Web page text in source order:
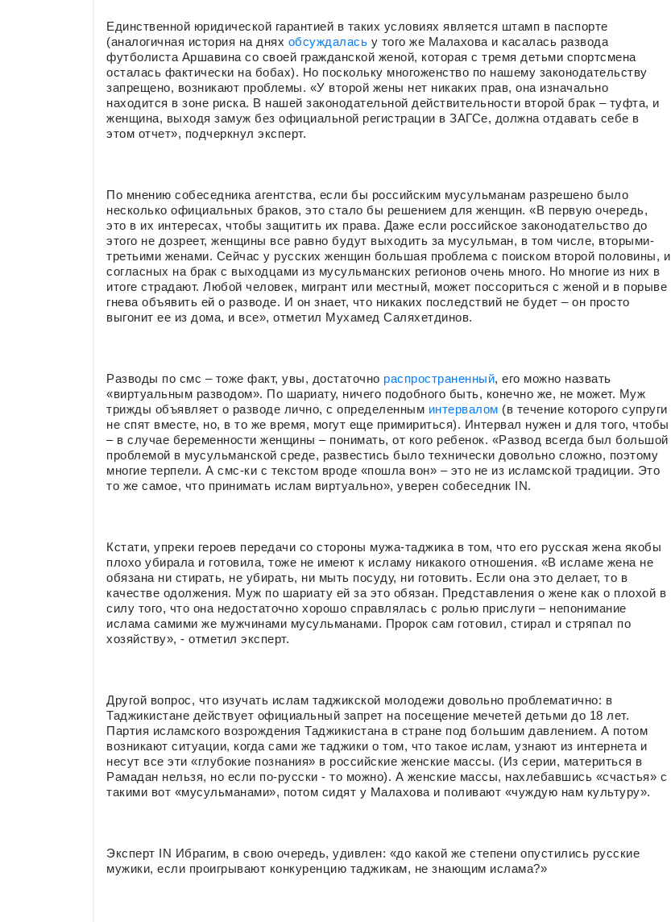
Единственной юридической гарантией в таких условиях является штамп в паспорте
(аналогичная история на днях обсуждалась у того же Малахова и касалась развода
футболиста Аршавина со своей гражданской женой, которая с тремя детьми спортсмена
осталась фактически на бобах). Но поскольку многоженство по нашему законодательству
запрещено, возникают проблемы. «У второй жены нет никаких прав, она изначально
находится в зоне риска. В нашей законодательной действительности второй брак – туфта, и
женщина, выходя замуж без официальной регистрации в ЗАГСе, должна отдавать себе в
этом отчет», подчеркнул эксперт.
По мнению собеседника агентства, если бы российским мусульманам разрешено было
несколько официальных браков, это стало бы решением для женщин. «В первую очередь,
это в их интересах, чтобы защитить их права. Даже если российское законодательство до
этого не дозреет, женщины все равно будут выходить за мусульман, в том числе, вторыми-
третьими женами. Сейчас у русских женщин большая проблема с поиском второй половины, и
согласных на брак с выходцами из мусульманских регионов очень много. Но многие из них в
итоге страдают. Любой человек, мигрант или местный, может поссориться с женой и в порыве
гнева объявить ей о разводе. И он знает, что никаких последствий не будет – он просто
выгонит ее из дома, и все», отметил Мухамед Саляхетдинов.
Разводы по смс – тоже факт, увы, достаточно распространенный, его можно назвать
«виртуальным разводом». По шариату, ничего подобного быть, конечно же, не может. Муж
трижды объявляет о разводе лично, с определенным интервалом (в течение которого супруги
не спят вместе, но, в то же время, могут еще примириться). Интервал нужен и для того, чтобы
– в случае беременности женщины – понимать, от кого ребенок. «Развод всегда был большой
проблемой в мусульманской среде, развестись было технически довольно сложно, поэтому
многие терпели. А смс-ки с текстом вроде «пошла вон» – это не из исламской традиции. Это
то же самое, что принимать ислам виртуально», уверен собеседник IN.
Кстати, упреки героев передачи со стороны мужа-таджика в том, что его русская жена якобы
плохо убирала и готовила, тоже не имеют к исламу никакого отношения. «В исламе жена не
обязана ни стирать, не убирать, ни мыть посуду, ни готовить. Если она это делает, то в
качестве одолжения. Муж по шариату ей за это обязан. Представления о жене как о плохой в
силу того, что она недостаточно хорошо справлялась с ролью прислуги – непонимание
ислама самими же мужчинами мусульманами. Пророк сам готовил, стирал и стряпал по
хозяйству», - отметил эксперт.
Другой вопрос, что изучать ислам таджикской молодежи довольно проблематично: в
Таджикистане действует официальный запрет на посещение мечетей детьми до 18 лет.
Партия исламского возрождения Таджикистана в стране под большим давлением. А потом
возникают ситуации, когда сами же таджики о том, что такое ислам, узнают из интернета и
несут все эти «глубокие познания» в российские женские массы. (Из серии, материться в
Рамадан нельзя, но если по-русски - то можно). А женские массы, нахлебавшись «счастья» с
такими вот «мусульманами», потом сидят у Малахова и поливают «чуждую нам культуру».
Эксперт IN Ибрагим, в свою очередь, удивлен: «до какой же степени опустились русские
мужики, если проигрывают конкуренцию таджикам, не знающим ислама?»